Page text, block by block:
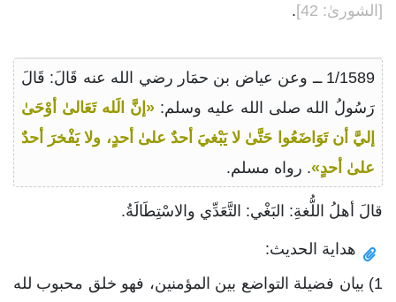
[الشورىٰ: 42] .
1/1589 ــ وعن عياض بن حمَار رضي الله عنه قَالَ: قَالَ
رَسُولُ الله صلى الله عليه وسلم: «إنَّ الَله تَعَالىٰ أوْحَىٰ
إليَّ أن تَوَاضَعُوا حَتَّىٰ لا يَبْغيَ أحدٌ علىٰ أحدٍ، ولا يَفْخرَ أحدٌ
علىٰ أحدٍ». رواه مسلم.
قالَ أهلُ اللُّغةِ: البَغْي: التَّعَدِّي والاسْتِطَالَةُ.
هداية الحديث:
1) بيان فضيلة التواضع بين المؤمنين، فهو خلق محبوب لله